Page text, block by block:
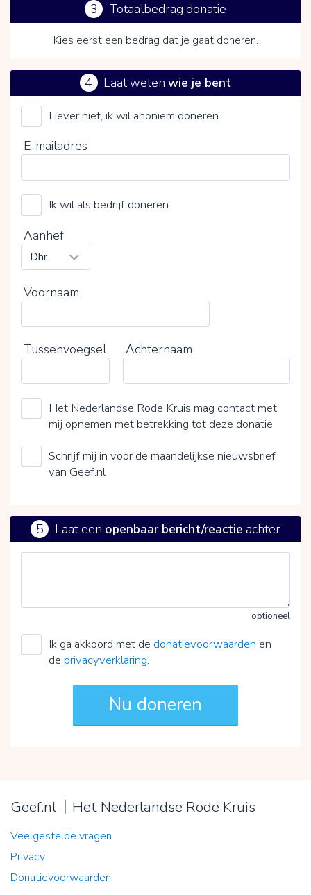
3 Totaalbedrag donatie
Kies eerst een bedrag dat je gaat doneren.
Door op V te klikken kies je wel of geen vrijwillige
4 Laat wetenwie je bent
Liever niet, ik wil anoniem doneren
E-mailadres
Ik wil als bedrijf doneren
Aanhef
Voornaam
Tussenvoegsel Achternaam
Het Nederlandse Rode Kruis mag contact met
mij opnemen met betrekking tot deze donatie
Schrijf mij in voor de maandelijkse nieuwsbrief
van Geef.nl
5 Laat een openbaar bericht/reactie achter
optioneel
Ik ga akkoord met de donatievoorwaarden en
de privacyverklaring.
Geef.nl Het Nederlandse Rode Kruis
Veelgestelde vragen
Privacy
Donatievoorwaarden